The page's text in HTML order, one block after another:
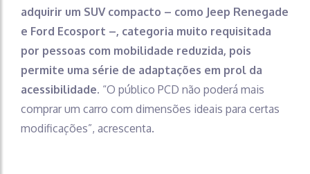
adquirir um SUV compacto – como Jeep Renegade
e Ford Ecosport –, categoria muito requisitada
por pessoas com mobilidade reduzida, pois
permite uma série de adaptações em prol da
acessibilidade. “O público PCD não poderá mais
comprar um carro com dimensões ideais para certas
modificações”, acrescenta.